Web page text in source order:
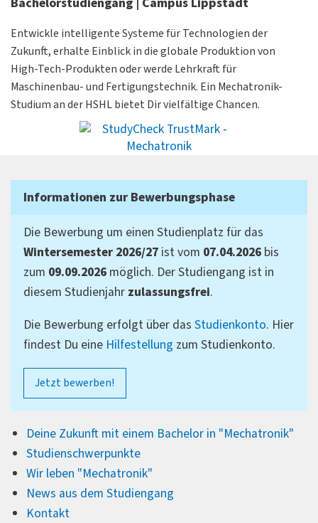
Entwickle intelligente Systeme für Technologien der
Zukunft, erhalte Einblick in die globale Produktion von
High-Tech-Produkten oder werde Lehrkraft für
Maschinenbau- und Fertigungstechnik. Ein Mechatronik-
Studium an der HSHL bietet Dir vielfältige Chancen.
Informationen zur Bewerbungsphase
Die Bewerbung um einen Studienplatz für das
Wintersemester 2026/27ist vom 07.04.2026bis
zum 09.09.2026möglich. Der Studiengang ist in
diesem Studienjahr zulassungsfrei.
Die Bewerbung erfolgt über das Studienkonto. Hier
findest Du eine Hilfestellung zum Studienkonto.
Jetzt bewerben!
Deine Zukunft mit einem Bachelor in "Mechatronik"
Studienschwerpunkte
Wir leben "Mechatronik"
News aus dem Studiengang
Kontakt